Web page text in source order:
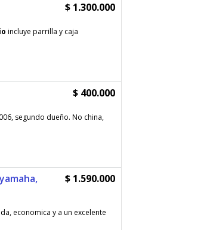
$ 1.300.000
incluye parrilla y caja
$ 400.000
segundo dueño. No china,
$ 1.590.000
economica y a un excelente